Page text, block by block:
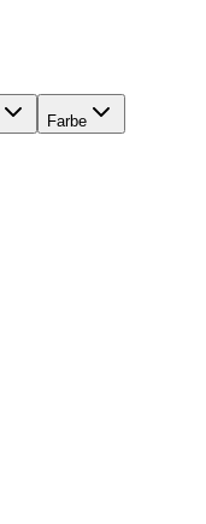
Farbe